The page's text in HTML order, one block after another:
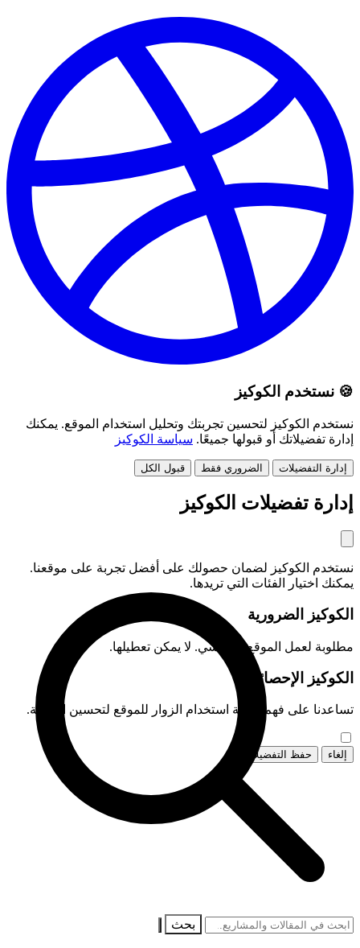
🍪 نستخدم الكوكيز
نستخدم الكوكيز لتحسين تجربتك وتحليل استخدام الموقع. يمكنك
إدارة تفضيلاتك أو قبولها جميعًا. سياسة الكوكيز
إدارة التفضيلات الضروري فقط قبول الكل
إدارة تفضيلات الكوكيز
نستخدم الكوكيز لضمان حصولك على أفضل تجربة على موقعنا.
يمكنك اختيار الفئات التي تريدها.
الكوكيز الضرورية
مطلوبة لعمل الموقع الأساسي. لا يمكن تعطيلها.
الكوكيز الإحصائية
تساعدنا على فهم كيفية استخدام الزوار للموقع لتحسين الخدمة.
إلغاء حفظ التفضيلات
بحث